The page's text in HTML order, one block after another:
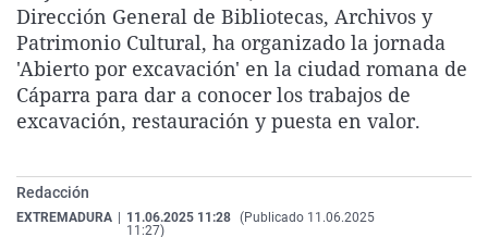
La rosa de los vientos
Gente viajera
Como el perro y el
Caso
Retornados
Equipo de
Operación Viuda
Extremadura
Galicia
La Rioja
Navarra
Virales
Televisión
Elecciones
Dirección General de Bibliotecas, Archivos y
Patrimonio Cultural, ha organizado la jornada
'Abierto por excavación' en la ciudad romana de
Cáparra para dar a conocer los trabajos de
excavación, restauración y puesta en valor.
Redacción
EXTREMADURA 11.06.2025 11:28 (Publicado 11.06.2025
11:27)